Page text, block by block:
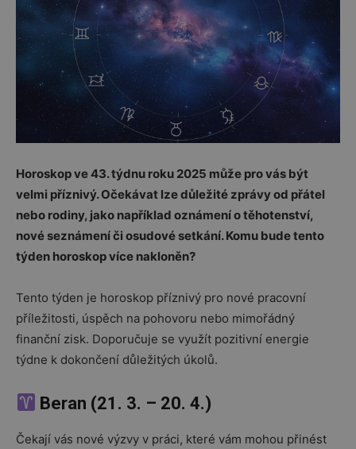
Horoskop ve 43. týdnu roku 2025 může pro vás být
velmi příznivý. Očekávat lze důležité zprávy od přátel
nebo rodiny, jako například oznámení o těhotenství,
nové seznámení či osudové setkání. Komu bude tento
týden horoskop více nakloněn?
Tento týden je horoskop příznivý pro nové pracovní
příležitosti, úspěch na pohovoru nebo mimořádný
finanční zisk. Doporučuje se využít pozitivní energie
týdne k dokončení důležitých úkolů.
Beran (21. 3. – 20. 4.)
Čekají vás nové výzvy v práci, které vám mohou přinést